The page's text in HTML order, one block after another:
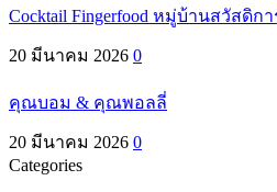
Cocktail Fingerfood หมู่บ้านสวัสดิก
20 มีนาคม 2026 0
คุณบอม & คุณพอลลี่
20 มีนาคม 2026 0
Categories